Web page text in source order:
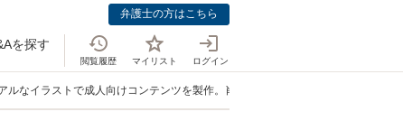
弁護士の方はこちら
を探す
閲覧履歴 マイリスト ログイン
ルなイラストで成人向けコンテンツを製作。肖像権侵害にならないか。」